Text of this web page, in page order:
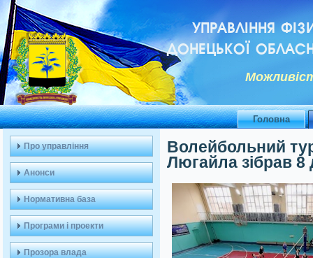
УПРАВЛІННЯ
ДОНЕЦЬКОЇ
Головна
Про управління
Анонси
Нормативна база
Програми і проекти
Прозора влада
Волейбольний
Люгайла зібрав 8